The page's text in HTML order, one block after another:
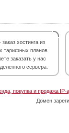
заказ хостинга из
тарифных планов.
заказать у нас
сервера.
покупка и продажа IP-
Домен